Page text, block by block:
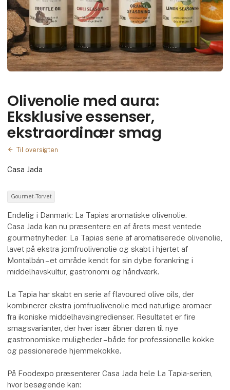
Olivenolie med aura:
Eksklusive essenser,
ekstraordinær smag
Til oversigten
Casa Jada
Gourmet-Torvet
Endelig i Danmark: La Tapias aromatiske olivenolie.
Casa Jada kan nu præsentere en af årets mest ventede
gourmetnyheder: La Tapias serie af aromatiserede olivenolie,
lavet på ekstra jomfruolivenolie og skabt i hjertet af
Montalbán – et område kendt for sin dybe forankring i
middelhavskultur, gastronomi og håndværk.
La Tapia har skabt en serie af flavoured olive oils, der
kombinerer ekstra jomfruolivenolie med naturlige aromaer
fra ikoniske middelhavsingredienser. Resultatet er fire
smagsvarianter, der hver især åbner døren til nye
gastronomiske muligheder – både for professionelle kokke
og passionerede hjemmekokke.
På Foodexpo præsenterer Casa Jada hele La Tapia‑serien,
hvor besøgende kan: